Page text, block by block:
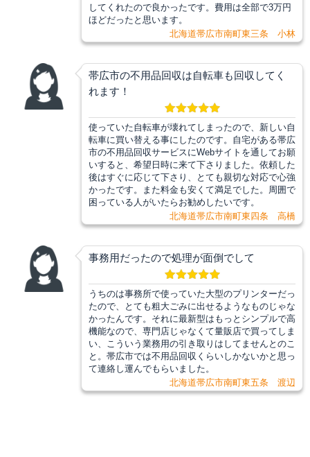
してくれたので良かったです。費用は全部で3万円
ほどだったと思います。
北海道帯広市南町東三条 小林
帯広市の不用品回収は自転車も回収してく
れます！
使っていた自転車が壊れてしまったので、新しい自
転車に買い替える事にしたのです。自宅がある帯広
市の不用品回収サービスにWebサイトを通してお願
いすると、希望日時に来て下さりました。依頼した
後はすぐに応じて下さり、とても親切な対応で心強
かったです。また料金も安くて満足でした。周囲で
困っている人がいたらお勧めしたいです。
北海道帯広市南町東四条 高橋
事務用だったので処理が面倒でして
うちのは事務所で使っていた大型のプリンターだっ
たので、とても粗大ごみに出せるようなものじゃな
かったんです。それに最新型はもっとシンプルで高
機能なので、専門店じゃなくて量販店で買ってしま
い、こういう業務用の引き取りはしてませんとのこ
と。帯広市では不用品回収くらいしかないかと思っ
て連絡し運んでもらいました。
北海道帯広市南町東五条 渡辺